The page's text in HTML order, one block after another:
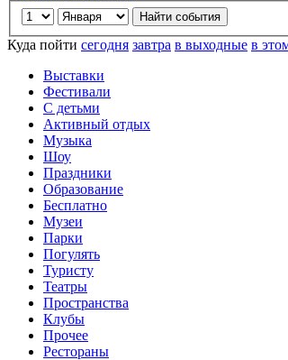
Куда пойти сегодня завтра в выходные в
Выставки
Фестивали
С детьми
Активный отдых
Музыка
Шоу
Праздники
Образование
Бесплатно
Музеи
Парки
Погулять
Туристу
Театры
Пространства
Клубы
Прочее
Рестораны